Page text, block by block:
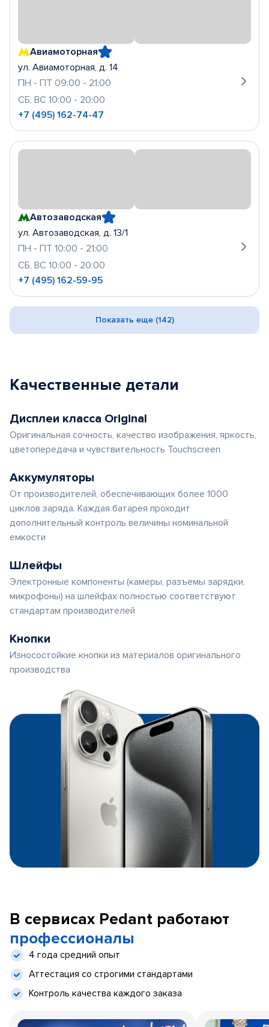
Авиамоторная
ул. Авиамоторная, д. 14
ПН - ПТ 09:00 - 21:00
СБ, ВС 10:00 - 20:00
+7 (495) 162-74-47
Автозаводская
ул. Автозаводская, д. 13/1
ПН - ПТ 10:00 - 21:00
СБ, ВС 10:00 - 20:00
+7 (495) 162-59-95
Показать еще (142)
Качественные детали
Дисплеи класса Original
Оригинальная сочность, качество изображения, яркость,
цветопередача и чувствительность Touchscreen
Аккумуляторы
От производителей, обеспечивающих более 1000
циклов заряда. Каждая батарея проходит
дополнительный контроль величины номинальной
емкости
Шлейфы
Электронные компоненты (камеры, разъемы зарядки,
микрофоны) на шлейфах полностью соответствуют
стандартам производителей
Кнопки
Износостойкие кнопки из материалов оригинального
производства
В сервисах Pedant работают
профессионалы
4 года средний опыт
Аттестация со строгими стандартами
Контроль качества каждого заказа